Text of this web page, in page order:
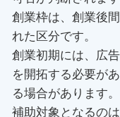
創業枠は、創業後
れた区分です。
創業初期には、広
を開拓する必要が
る場合があります。
補助対象となるの